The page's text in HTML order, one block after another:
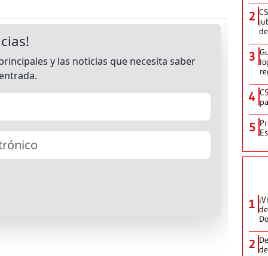
2
3
4
5
1
2